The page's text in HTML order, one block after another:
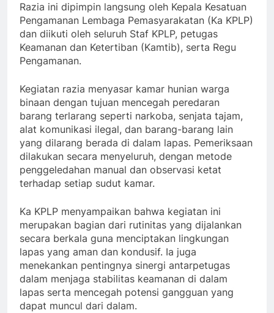
Razia ini dipimpin langsung oleh Kepala Kesatuan
Pengamanan Lembaga Pemasyarakatan (Ka KPLP)
dan diikuti oleh seluruh Staf KPLP, petugas
Keamanan dan Ketertiban (Kamtib), serta Regu
Pengamanan.
Kegiatan razia menyasar kamar hunian warga
binaan dengan tujuan mencegah peredaran
barang terlarang seperti narkoba, senjata tajam,
alat komunikasi ilegal, dan barang-barang lain
yang dilarang berada di dalam lapas. Pemeriksaan
dilakukan secara menyeluruh, dengan metode
penggeledahan manual dan observasi ketat
terhadap setiap sudut kamar.
Ka KPLP menyampaikan bahwa kegiatan ini
merupakan bagian dari rutinitas yang dijalankan
secara berkala guna menciptakan lingkungan
lapas yang aman dan kondusif. Ia juga
menekankan pentingnya sinergi antarpetugas
dalam menjaga stabilitas keamanan di dalam
lapas serta mencegah potensi gangguan yang
dapat muncul dari dalam.